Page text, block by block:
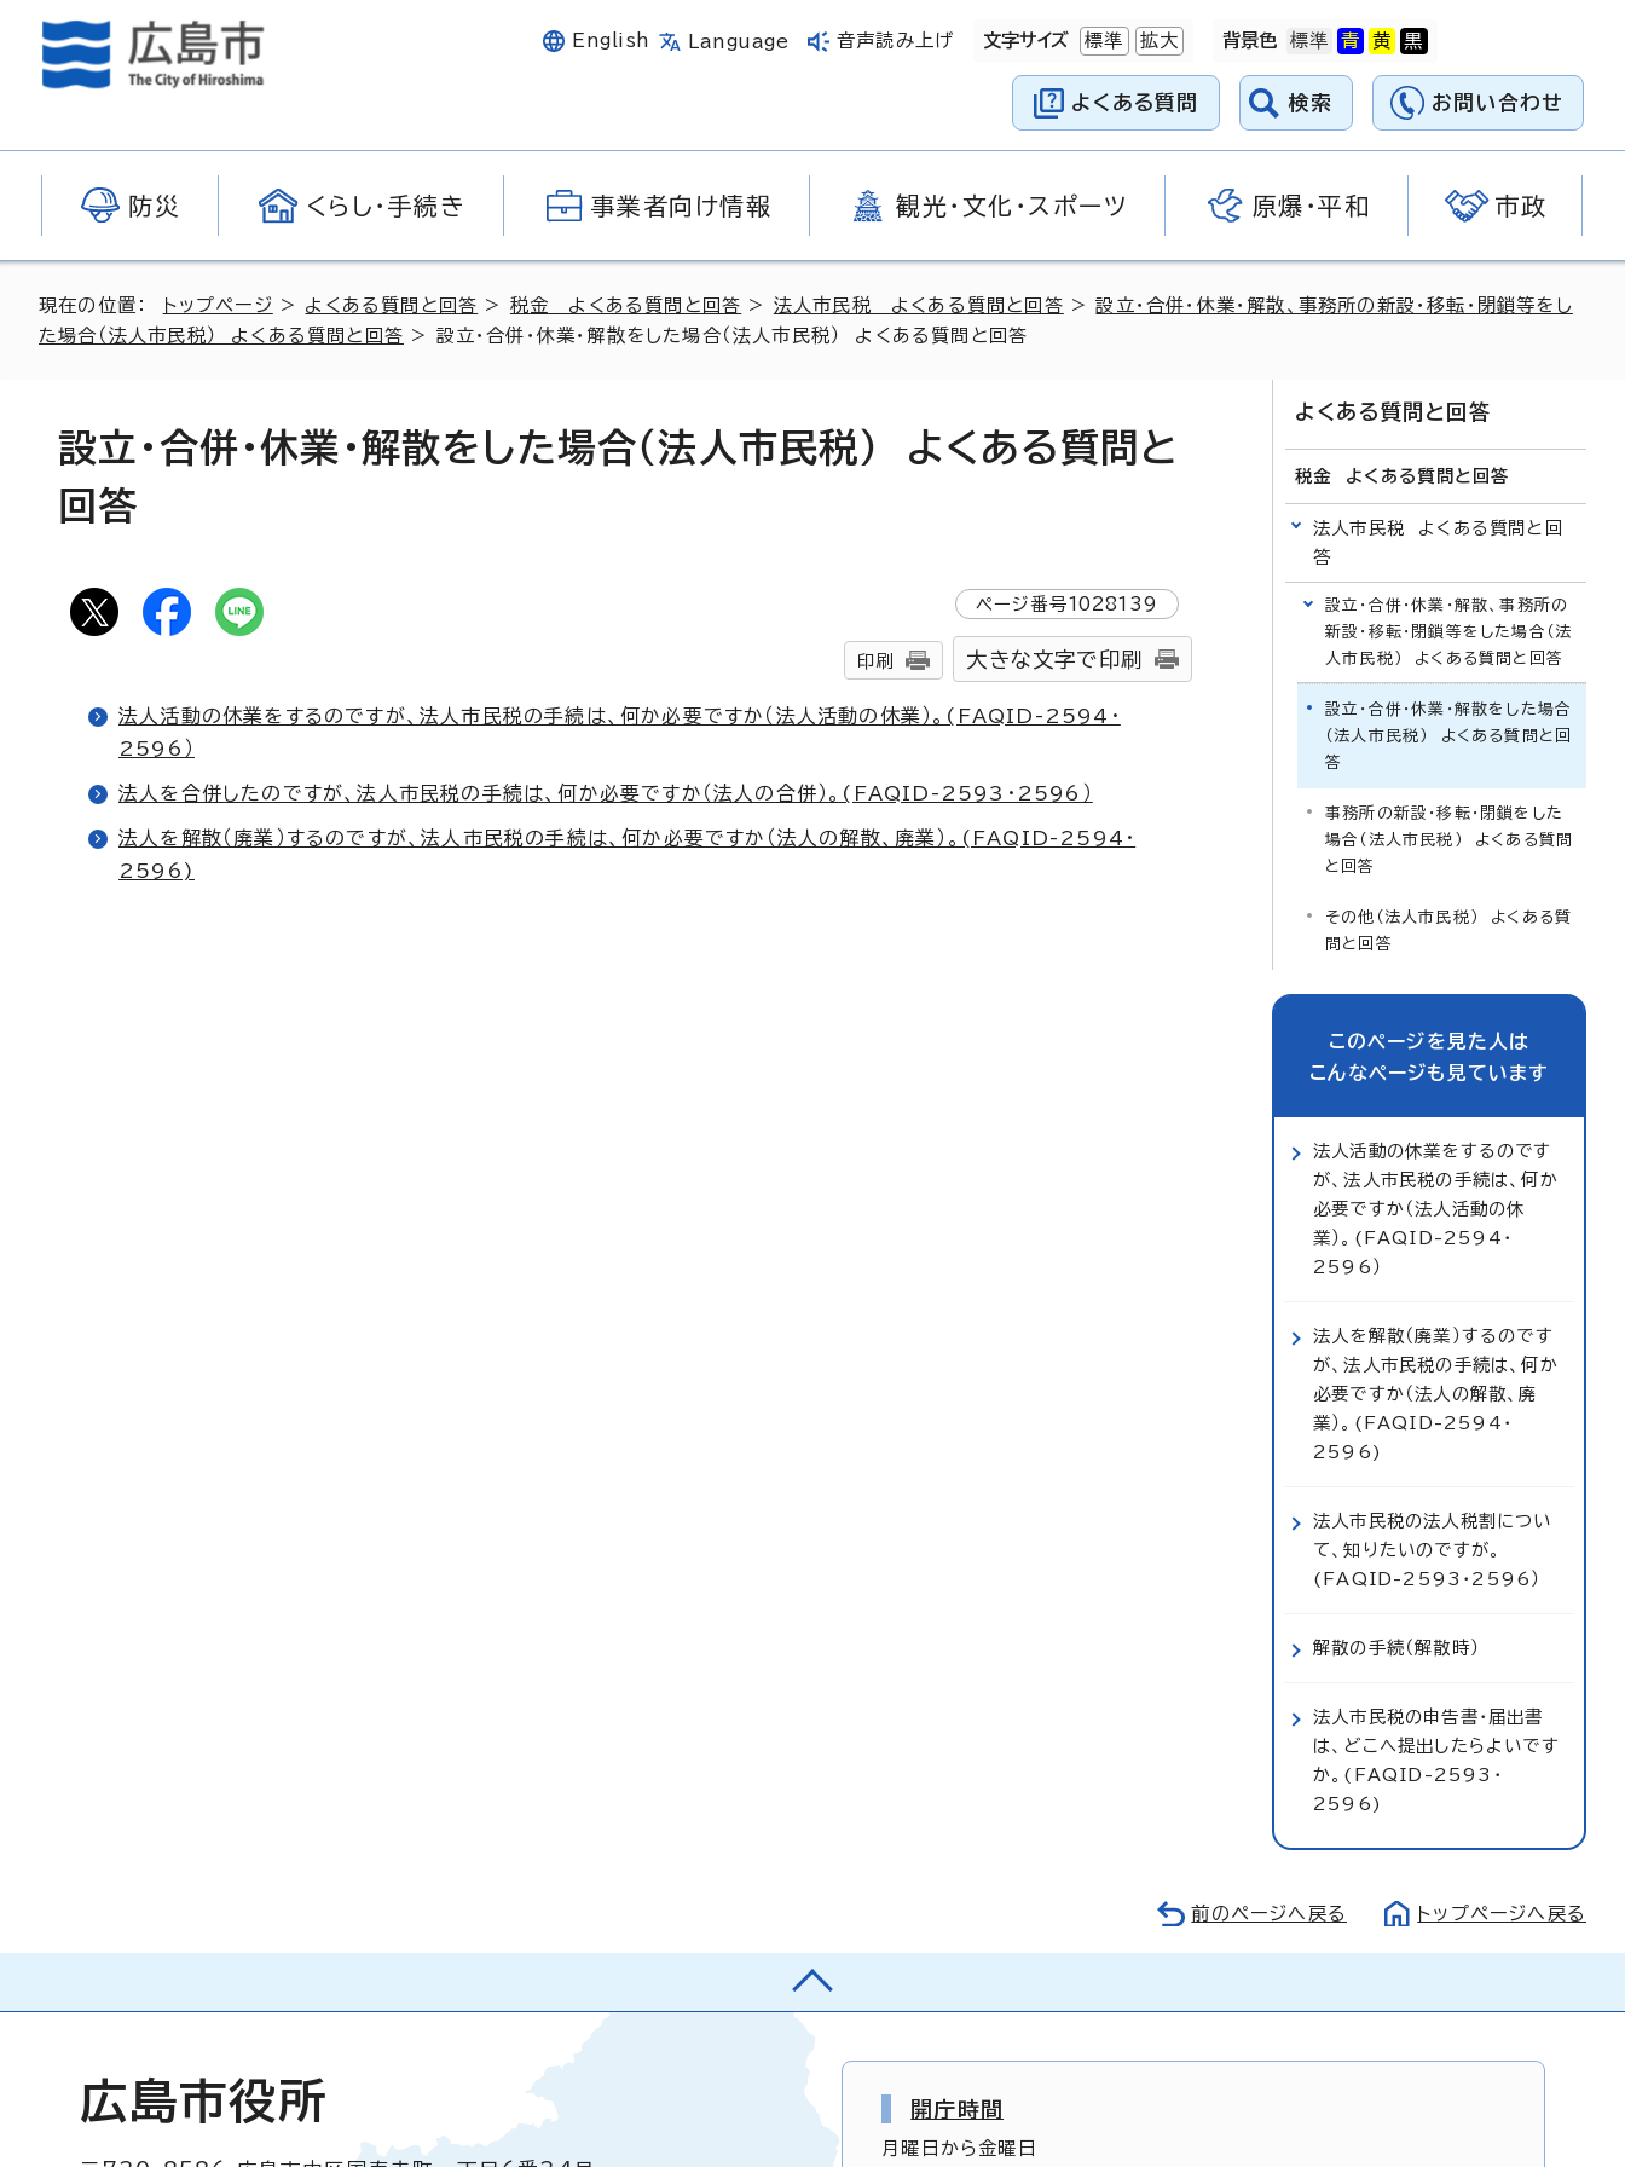
English Language 音声読み上げ 文字サイズ 標準 拡大 背景色
よくある質問 検索 お問い合わせ
防災 くらし・手続き 事業者向け情報 観光・文化・スポーツ 原爆・平和 市政
現在の位置： トップページ > よくある質問と回答 > 税金 よくある質問と回答 > 法人市民税 よくある質問と回答 >設立・合併・休業・解散、事務所の新設・移転・閉鎖等をし
た場合（法人市民税） よくある質問と回答 > 設立・合併・休業・解散をした場合（法人市民税） よくある質問と回答
設立・合併・休業・解散をした場合（法人市民税） よくある質問と
回答
ページ番号1028139
印刷 大きな文字で印刷
法人活動の休業をするのですが、法人市民税の手続は、何か必要ですか（法人活動の休業）。(FAQID-2594・
2596）
法人を合併したのですが、法人市民税の手続は、何か必要ですか（法人の合併）。(FAQID-2593・2596）
法人を解散（廃業）するのですが、法人市民税の手続は、何か必要ですか（法人の解散、廃業）。(FAQID-2594・
2596)
よくある質問と回答
税金 よくある質問と回答
法人市民税 よくある質問と回
答
設立・合併・休業・解散、事務所の
新設・移転・閉鎖等をした場合（法
人市民税） よくある質問と回答
設立・合併・休業・解散をした場合
（法人市民税） よくある質問と回
答
事務所の新設・移転・閉鎖をした
場合（法人市民税） よくある質問
と回答
その他（法人市民税） よくある質
問と回答
このページを見た人は
こんなページも見ています
法人活動の休業をするのです
が、法人市民税の手続は、何か
必要ですか（法人活動の休
業）。(FAQID-2594・
2596）
法人を解散（廃業）するのです
が、法人市民税の手続は、何か
必要ですか（法人の解散、廃
業）。(FAQID-2594・
2596)
法人市民税の法人税割につい
て、知りたいのですが。
(FAQID-2593・2596）
解散の手続（解散時）
法人市民税の申告書・届出書
は、どこへ提出したらよいです
か。(FAQID-2593・
2596)
前のページへ戻る トップページへ戻る
広島市役所 開庁時間
月曜日から金曜日